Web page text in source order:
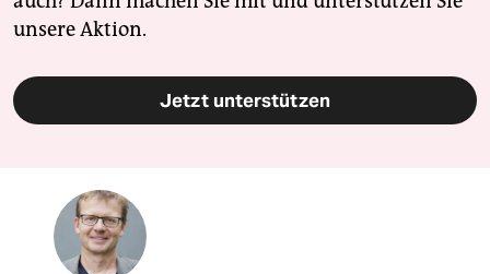
unsere Aktion.
Jetzt unterstützen